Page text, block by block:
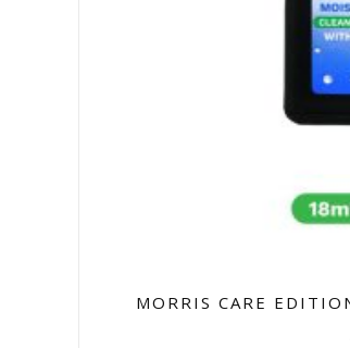
MORRIS CARE